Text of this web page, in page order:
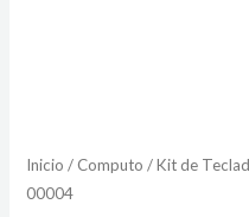
Inicio / Computo / Kit de
00004